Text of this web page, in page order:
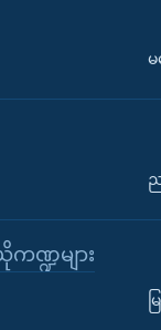
မ
ည
ဏ္ဍများ
မ